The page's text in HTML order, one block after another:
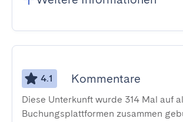
4.1 Kommentare
Diese Unterkunft wurde 314 Mal auf
Buchungsplattformen zusammen